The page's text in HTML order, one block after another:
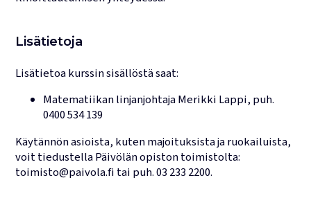
Lisätietoja
Lisätietoa kurssin sisällöstä saat:
Matematiikan linjanjohtajaMerikki Lappi, puh.
0400 534 139
Käytännön asioista, kuten majoituksista ja ruokailuista,
voit tiedustella Päivölän opiston toimistolta:
toimisto@paivola.fi tai puh.03 233 2200.